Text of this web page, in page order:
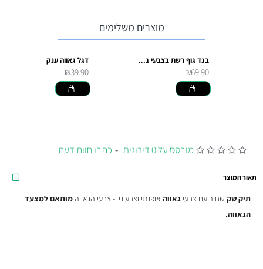
מובסס על 0 דירוגים. - כתבו חוות דעת
מוצרים משלימים
בגד גוף רשת בצבעי גאווה
₪69.90
דגל גאווה ענק
₪39.90
תאור המוצר
תיק שק שחור עם צבעי גאווה אופנתי וצבעוני - צבעי הגאווהמותאם למצעד
הגאווה.